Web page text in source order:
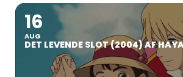
16
AUG
DET LEVENDE SLOT (2004) AF